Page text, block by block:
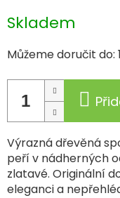
Měrná
cena:
Skladem
Můžeme doručit do:
Výrazná dřevěná
peří v nádherných
zlatavé. Originální
eleganci a